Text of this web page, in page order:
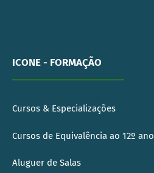
ICONE - FORMAÇÃO
Cursos & Especializações
Cursos de Equivalência ao 12º ano
Aluguer de Salas